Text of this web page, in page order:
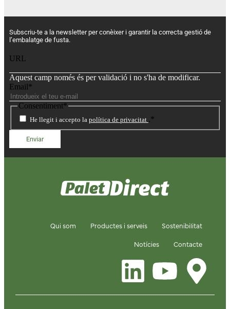
Subscriu-te a la newsletter per conèixer i garantir la correcta gestió de
l’embalatge de fusta.
URL
Aquest camp només és per validació i no s'ha de modificar.
Email*
Consentiment*
He llegit i accepto la política de privacitat .*
Qui som Productes i serveis
Sostenibilitat
Notícies
Contacte